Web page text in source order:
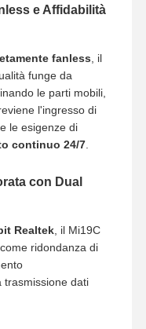
e Affidabilità
fanless , il
funge da
le parti mobili,
l'ingresso di
le esigenze di
continuo 24/7.
con Dual
Realtek, il Mi19C
ridondanza di
trasmissione dati